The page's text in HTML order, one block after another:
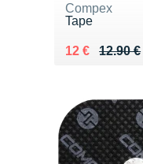
Compex
Tape
12.90 €
Au lieu de
12 €
Vendu 12 €